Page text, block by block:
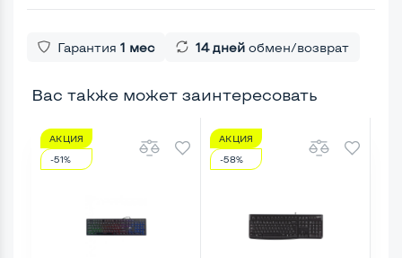
Гарантия 1 мес 14 дней обмен/возврат
Вас также может заинтересовать
АКЦИЯ
-51%
АКЦИЯ
-58%